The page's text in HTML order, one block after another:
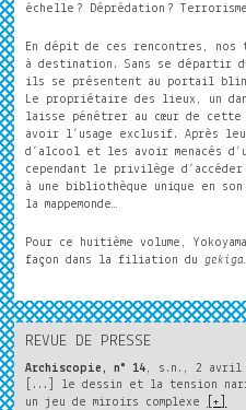
échelle ? Déprédation ? Terrorisme
En dépit de ces rencontres, nos
à destination. Sans se départir
ils se présentent au portail
Le propriétaire des lieux, un
laisse pénétrer au cœur de
avoir l’usage exclusif. Après
d’alcool et les avoir menacés
cependant le privilège
à une bibliothèque unique en son
la mappemonde…
Pour ce huitième volume,
façon dans la filiation dugekiga
REVUE DE PRESSE
Archiscopie, n° 14, s.n., 2 avril
[...] le dessin et la tension
un jeu de miroirs complexe
[+]